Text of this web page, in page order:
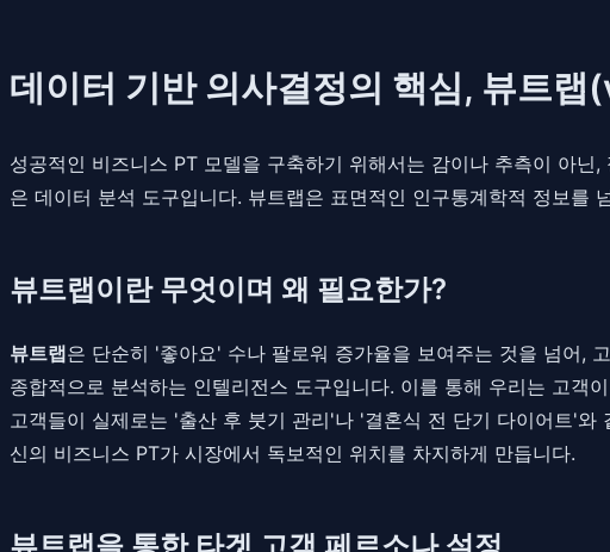
데이터 기반 의사결정의 핵심, 뷰트
성공적인 비즈니스 PT 모델을 구축하기 위해서는 감이나 추측이 아
은 데이터 분석 도구입니다. 뷰트랩은 표면적인 인구통계학적 정보를
뷰트랩이란 무엇이며 왜 필요한가?
뷰트랩은 단순히 '좋아요' 수나 팔로워 증가율을 보여주는 것을 넘어,
종합적으로 분석하는 인텔리전스 도구입니다. 이를 통해 우리는 고
고객들이 실제로는 '출산 후 붓기 관리'나 '결혼식 전 단기 다이어트'
신의 비즈니스 PT가 시장에서 독보적인 위치를 차지하게 만듭니다.